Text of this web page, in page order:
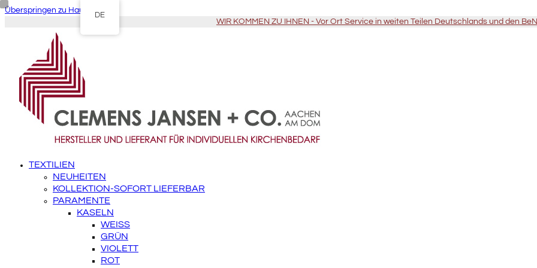
Überspringen zu Hauptinhalt
WIR KOMMEN ZU IHNEN - Vor Ort Service in weiten Teilen Deutschlands und den
TEXTILIEN
NEUHEITEN
KOLLEKTION-SOFORT LIEFERBAR
PARAMENTE
KASELN
WEISS
GRÜN
VIOLETT
ROT
DE